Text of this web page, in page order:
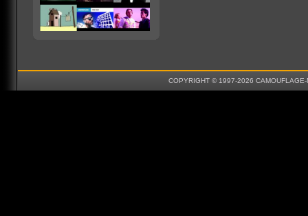
COPYRIGHT © 1997-2026 CAMOUFLAGE-